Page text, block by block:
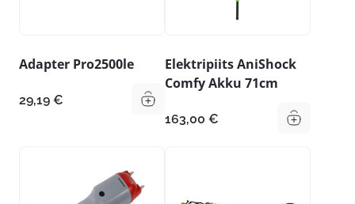
Adapter Pro2500le
29,19 €
Elektripiits AniShock
Comfy Akku 71cm
163,00 €